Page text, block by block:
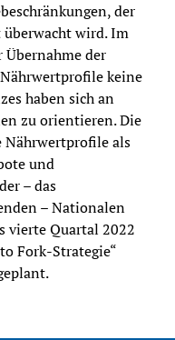
der
überwacht wird. Im
Übernahme der
keine
haben sich an
zu orientieren. Die
Nährwertprofile als
und
– das
– Nationalen
vierte Quartal 2022
Fork-Strategie“